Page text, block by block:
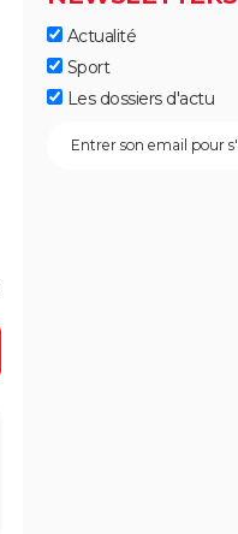
Actualité
Sport
Les dossiers d'actu